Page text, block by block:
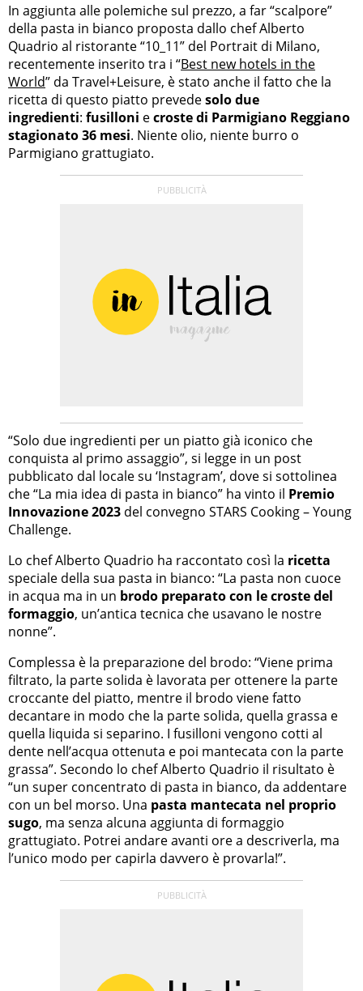
In aggiunta alle polemiche sul prezzo, a far “scalpore”
della pasta in bianco proposta dallo chef Alberto
Quadrio al ristorante “10_11” del Portrait di Milano,
recentemente inserito tra i “Best new hotels in the
World” da Travel+Leisure, è stato anche il fatto che la
ricetta di questo piatto prevedesolo due
ingredienti: fusilloni ecroste di Parmigiano Reggiano
stagionato 36 mesi. Niente olio, niente burro o
Parmigiano grattugiato.
“Solo due ingredienti per un piatto già iconico che
conquista al primo assaggio”, si legge in un post
pubblicato dal locale su ‘Instagram’, dove si sottolinea
che “La mia idea di pasta in bianco” ha vinto il Premio
Innovazione 2023 del convegno STARS Cooking – Young
Challenge.
Lo chef Alberto Quadrio ha raccontato così la ricetta
speciale della sua pasta in bianco: “La pasta non cuoce
in acqua ma in un brodo preparato con le croste del
formaggio, un’antica tecnica che usavano le nostre
nonne”.
Complessa è la preparazione del brodo: “Viene prima
filtrato, la parte solida è lavorata per ottenere la parte
croccante del piatto, mentre il brodo viene fatto
decantare in modo che la parte solida, quella grassa e
quella liquida si separino. I fusilloni vengono cotti al
dente nell’acqua ottenuta e poi mantecata con la parte
grassa”. Secondo lo chef Alberto Quadrio il risultato è
“un super concentrato di pasta in bianco, da addentare
con un bel morso. Una pasta mantecata nel proprio
sugo, ma senza alcuna aggiunta di formaggio
grattugiato. Potrei andare avanti ore a descriverla, ma
l’unico modo per capirla davvero è provarla!”.